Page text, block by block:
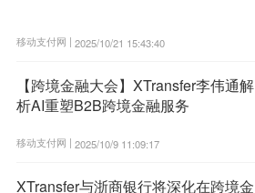
移动支付网 | 2025/10/21 15:43:40
【跨境金融大会】XTransfer李伟通解
析AI重塑B2B跨境金融服务
移动支付网 | 2025/10/9 11:09:17
XTransfer与浙商银行将深化在跨境金